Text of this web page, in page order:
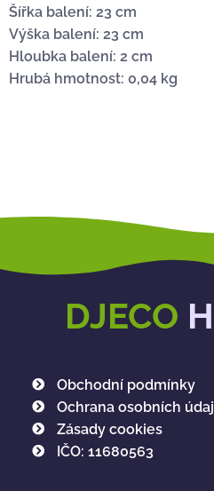
Šířka balení: 23 cm
Výška balení: 23 cm
Hloubka balení: 2 cm
Hrubá hmotnost: 0,04 kg
DJECO
Obchodní podmínky
Ochrana osobních
Zásady cookies
IČO: 11680563